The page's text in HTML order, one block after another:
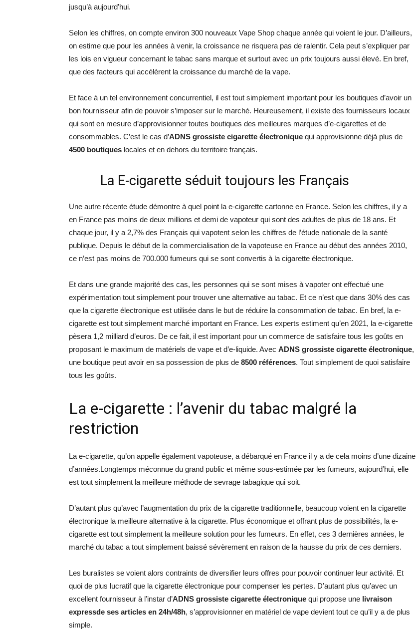
jusqu’à aujourd’hui.
Selon les chiffres, on compte environ 300 nouveaux Vape Shop chaque année qui voient le jour. D’ailleurs,
on estime que pour les années à venir, la croissance ne risquera pas de ralentir. Cela peut s’expliquer par
les lois en vigueur concernant le tabac sans marque et surtout avec un prix toujours aussi élevé. En bref,
que des facteurs qui accélèrent la croissance du marché de la vape.
Et face à un tel environnement concurrentiel, il est tout simplement important pour les boutiques d’avoir un
bon fournisseur afin de pouvoir s’imposer sur le marché. Heureusement, il existe des fournisseurs locaux
qui sont en mesure d’approvisionner toutes boutiques des meilleures marques d’e-cigarettes et de
consommables. C’est le cas d’ADNS grossiste cigarette électronique qui approvisionne déjà plus de
4500 boutiques locales et en dehors du territoire français.
La E-cigarette séduit toujours les Français
Une autre récente étude démontre à quel point la e-cigarette cartonne en France. Selon les chiffres, il y a
en France pas moins de deux millions et demi de vapoteur qui sont des adultes de plus de 18 ans. Et
chaque jour, il y a 2,7% des Français qui vapotent selon les chiffres de l’étude nationale de la santé
publique. Depuis le début de la commercialisation de la vapoteuse en France au début des années 2010,
ce n’est pas moins de 700.000 fumeurs qui se sont convertis à la cigarette électronique.
Et dans une grande majorité des cas, les personnes qui se sont mises à vapoter ont effectué une
expérimentation tout simplement pour trouver une alternative au tabac. Et ce n’est que dans 30% des cas
que la cigarette électronique est utilisée dans le but de réduire la consommation de tabac. En bref, la e-
cigarette est tout simplement marché important en France. Les experts estiment qu’en 2021, la e-cigarette
pèsera 1,2 milliard d’euros. De ce fait, il est important pour un commerce de satisfaire tous les goûts en
proposant le maximum de matériels de vape et d’e-liquide. Avec ADNS grossiste cigarette électronique,
une boutique peut avoir en sa possession de plus de 8500 références. Tout simplement de quoi satisfaire
tous les goûts.
La e-cigarette : l’avenir du tabac malgré la
restriction
La e-cigarette, qu’on appelle également vapoteuse, a débarqué en France il y a de cela moins d’une dizaine
d’années.Longtemps méconnue du grand public et même sous-estimée par les fumeurs, aujourd’hui, elle
est tout simplement la meilleure méthode de sevrage tabagique qui soit.
D’autant plus qu’avec l’augmentation du prix de la cigarette traditionnelle, beaucoup voient en la cigarette
électronique la meilleure alternative à la cigarette. Plus économique et offrant plus de possibilités, la e-
cigarette est tout simplement la meilleure solution pour les fumeurs. En effet, ces 3 dernières années, le
marché du tabac a tout simplement baissé sévèrement en raison de la hausse du prix de ces derniers.
Les buralistes se voient alors contraints de diversifier leurs offres pour pouvoir continuer leur activité. Et
quoi de plus lucratif que la cigarette électronique pour compenser les pertes. D’autant plus qu’avec un
excellent fournisseur à l’instar d’ADNS grossiste cigarette électronique qui propose une livraison
expressde ses articles en 24h/48h, s’approvisionner en matériel de vape devient tout ce qu’il y a de plus
simple.